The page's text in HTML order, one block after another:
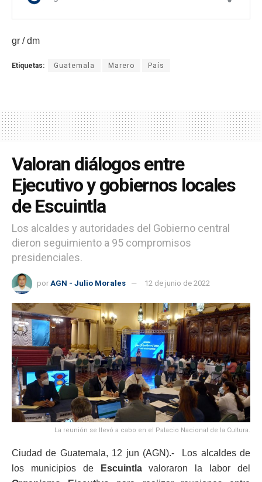
gr / dm
Etiquetas: Guatemala Marero País
Valoran diálogos entre
Ejecutivo y gobiernos locales
de Escuintla
Los alcaldes y autoridades del Gobierno central
dieron seguimiento a 95 compromisos
presidenciales.
por AGN - Julio Morales 12 de junio de 2022
La reunión se llevó a cabo en el Palacio Nacional de la Cultura.
Ciudad de Guatemala, 12 jun (AGN).- Los alcaldes de
los municipios de
Escuintlavaloraron la labor del